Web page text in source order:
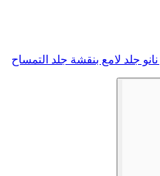
جلد لامع بنقشة جلد التمساح